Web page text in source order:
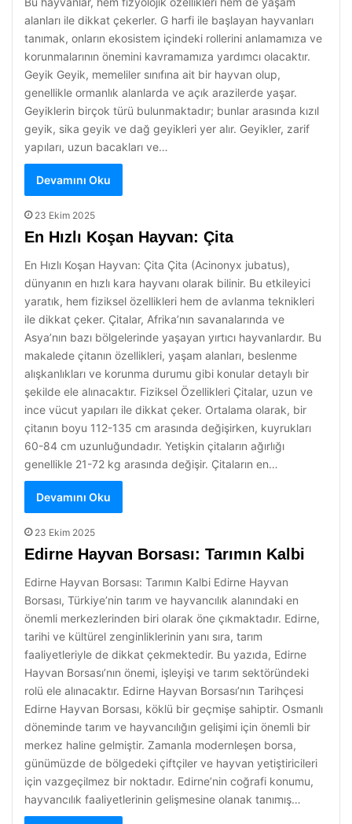
alanları ile dikkat çekerler. G harfi ile başlayan hayvanları
tanımak, onların ekosistem içindeki rollerini anlamamıza ve
korunmalarının önemini kavramamıza yardımcı olacaktır.
Geyik Geyik, memeliler sınıfına ait bir hayvan olup,
genellikle ormanlık alanlarda ve açık arazilerde yaşar.
Geyiklerin birçok türü bulunmaktadır; bunlar arasında kızıl
geyik, sika geyik ve dağ geyikleri yer alır. Geyikler, zarif
yapıları, uzun bacakları ve…
Devamını Oku
23 Ekim 2025
En Hızlı Koşan Hayvan: Çita
En Hızlı Koşan Hayvan: Çita Çita (Acinonyx jubatus),
dünyanın en hızlı kara hayvanı olarak bilinir. Bu etkileyici
yaratık, hem fiziksel özellikleri hem de avlanma teknikleri
ile dikkat çeker. Çitalar, Afrika’nın savanalarında ve
Asya’nın bazı bölgelerinde yaşayan yırtıcı hayvanlardır. Bu
makalede çitanın özellikleri, yaşam alanları, beslenme
alışkanlıkları ve korunma durumu gibi konular detaylı bir
şekilde ele alınacaktır. Fiziksel Özellikleri Çitalar, uzun ve
ince vücut yapıları ile dikkat çeker. Ortalama olarak, bir
çitanın boyu 112-135 cm arasında değişirken, kuyrukları
60-84 cm uzunluğundadır. Yetişkin çitaların ağırlığı
genellikle 21-72 kg arasında değişir. Çitaların en…
Devamını Oku
23 Ekim 2025
Edirne Hayvan Borsası: Tarımın Kalbi
Edirne Hayvan Borsası: Tarımın Kalbi Edirne Hayvan
Borsası, Türkiye’nin tarım ve hayvancılık alanındaki en
önemli merkezlerinden biri olarak öne çıkmaktadır. Edirne,
tarihi ve kültürel zenginliklerinin yanı sıra, tarım
faaliyetleriyle de dikkat çekmektedir. Bu yazıda, Edirne
Hayvan Borsası’nın önemi, işleyişi ve tarım sektöründeki
rolü ele alınacaktır. Edirne Hayvan Borsası’nın Tarihçesi
Edirne Hayvan Borsası, köklü bir geçmişe sahiptir. Osmanlı
döneminde tarım ve hayvancılığın gelişimi için önemli bir
merkez haline gelmiştir. Zamanla modernleşen borsa,
günümüzde de bölgedeki çiftçiler ve hayvan yetiştiricileri
için vazgeçilmez bir noktadır. Edirne’nin coğrafi konumu,
hayvancılık faaliyetlerinin gelişmesine olanak tanımış…